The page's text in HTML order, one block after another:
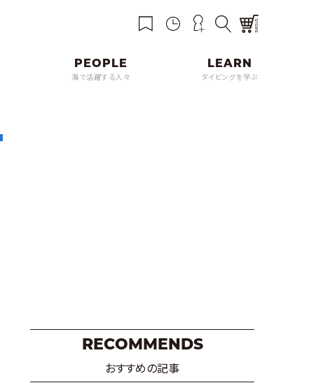
海で活躍する人々 ダイビングを学ぶ
RECOMMENDS
おすすめの記事